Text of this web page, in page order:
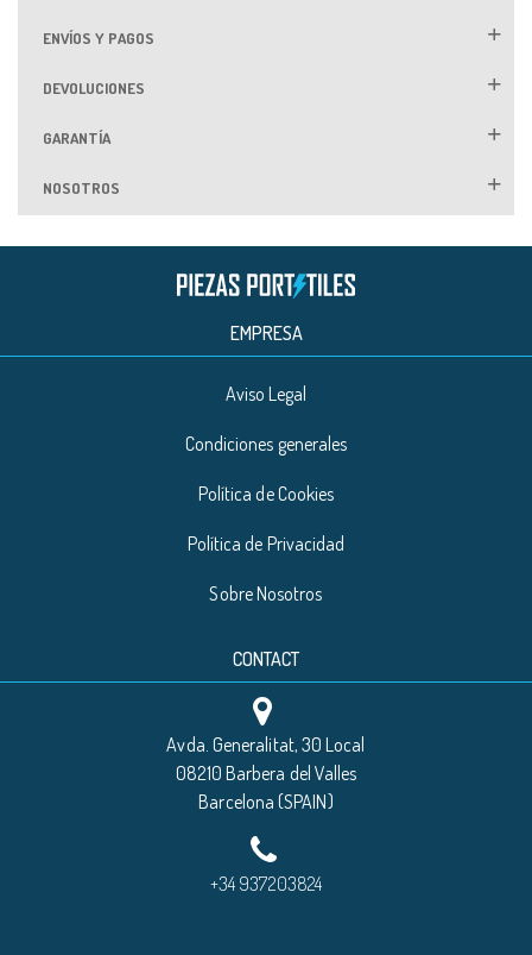
ENVÍOS Y PAGOS
DEVOLUCIONES
GARANTÍA
NOSOTROS
EMPRESA
Aviso Legal
Condiciones generales
Política de Cookies
Política de Privacidad
Sobre Nosotros
CONTACT
Avda. Generalitat, 30 Local
08210 Barbera del Valles
Barcelona (SPAIN)
+34 937203824